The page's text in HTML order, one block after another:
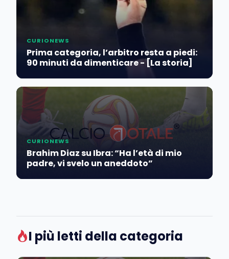
CURIONEWS
Prima categoria, l’arbitro resta a piedi:
90 minuti da dimenticare - [La storia]
CURIONEWS
Brahim Diaz su Ibra: “Ha l’età di mio
padre, vi svelo un aneddoto”
I più letti della categoria